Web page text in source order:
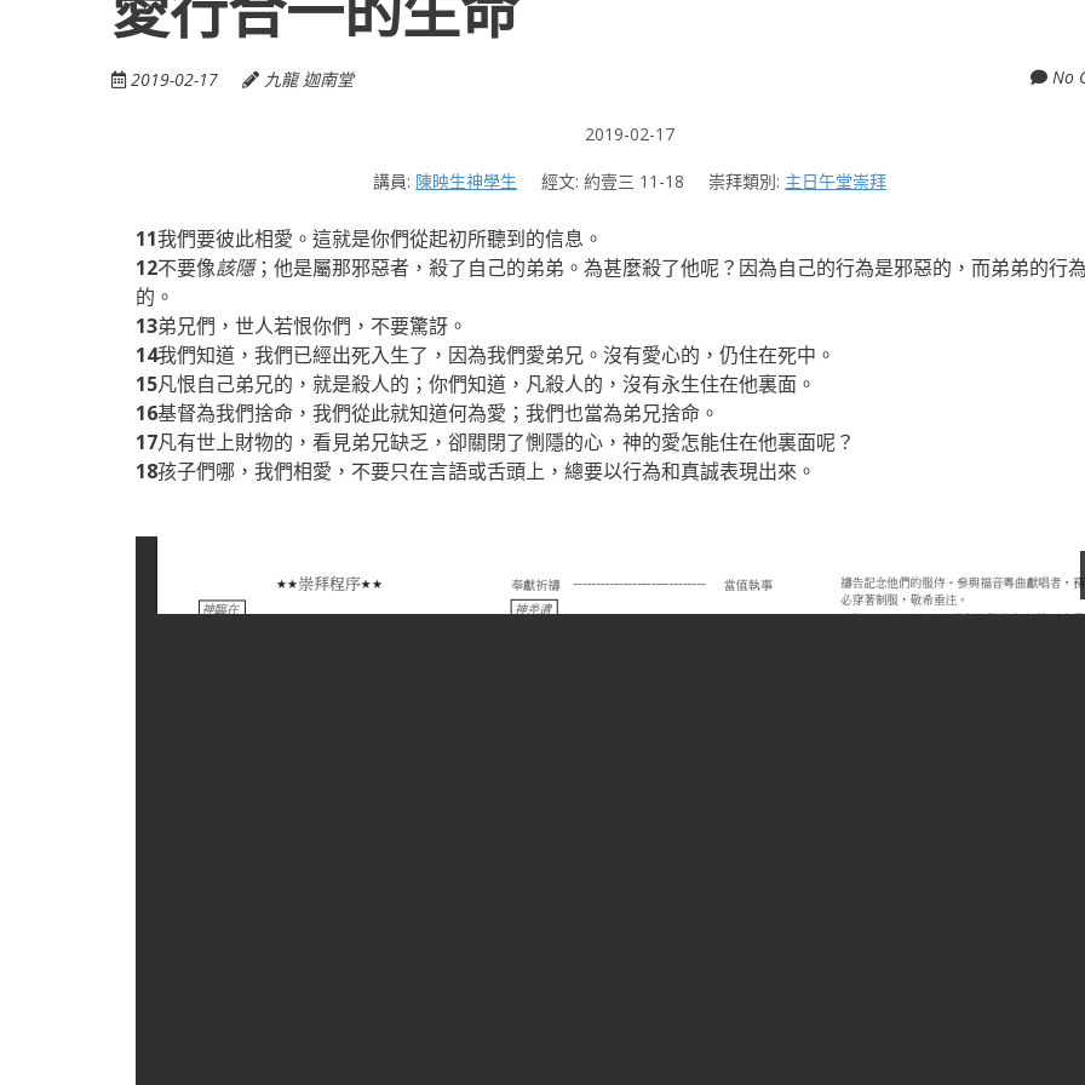
2019-02-17 九龍 迦南堂 No
2019-02-17
講員: 陳映生神學生 經文: 約壹三 11-18 崇拜類別: 主日午堂崇拜
11我們要彼此相愛。這就是你們從起初所聽到的信息。
12不要像該隱；他是屬那邪惡者，殺了自己的弟弟。為甚麼殺了他呢？因為自己的行為是邪惡的，而弟弟的行
的。
13弟兄們，世人若恨你們，不要驚訝。
14我們知道，我們已經出死入生了，因為我們愛弟兄。沒有愛心的，仍住在死中。
15凡恨自己弟兄的，就是殺人的；你們知道，凡殺人的，沒有永生住在他裏面。
16基督為我們捨命，我們從此就知道何為愛；我們也當為弟兄捨命。
17凡有世上財物的，看見弟兄缺乏，卻關閉了惻隱的心，神的愛怎能住在他裏面呢？
18孩子們哪，我們相愛，不要只在言語或舌頭上，總要以行為和真誠表現出來。